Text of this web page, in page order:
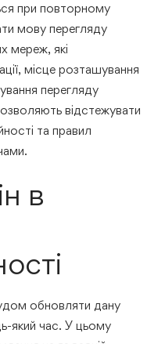
при повторному
мову перегляду
мереж, які
місце розташування
перегляду
відстежувати
та правил
в
обновляти дану
який час. У цьому